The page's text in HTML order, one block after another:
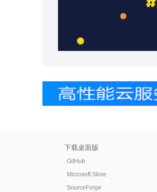
下载桌面版
GitHub
Microsoft Store
SourceForge